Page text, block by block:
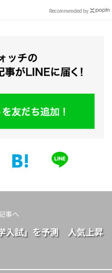
Recommended by
事へ
入試」を予測 人気上昇